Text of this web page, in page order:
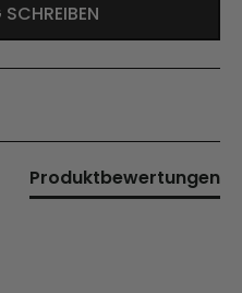
Produktbewertungen